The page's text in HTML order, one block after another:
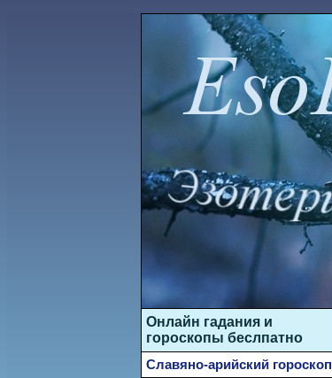
Онлайн гадания и
гороскопы беслпатно
Славяно-арийский гороскоп